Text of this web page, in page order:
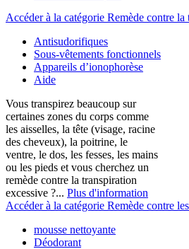
Accéder à la catégorie Remède contre la
Antisudorifiques
Sous-vêtements fonctionnels
Appareils d’ionophorèse
Aide
Vous transpirez beaucoup sur
certaines zones du corps comme
les aisselles, la tête (visage, racine
des cheveux), la poitrine, le
ventre, le dos, les fesses, les mains
ou les pieds et vous cherchez un
remède contre la transpiration
excessive ?... Plus d'information
Accéder à la catégorie Remède contre
mousse nettoyante
Déodorant